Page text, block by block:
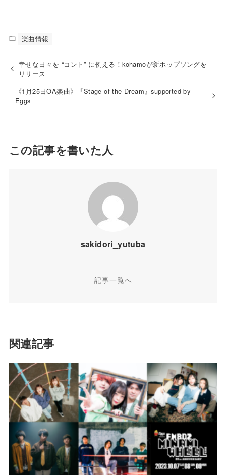
楽曲情報
幸せな日々を “コント” に例える！kohamoが新ポップソングを
リリース
《1月25日OA楽曲》『Stage of the Dream』supported by
Eggs
この記事を書いた人
sakidori_yutuba
記事一覧へ
関連記事